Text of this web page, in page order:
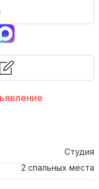
Студия
2 спальных места